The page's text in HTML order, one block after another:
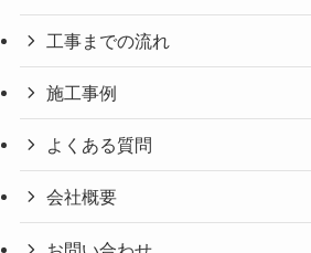
工事までの流れ
施工事例
よくある質問
会社概要